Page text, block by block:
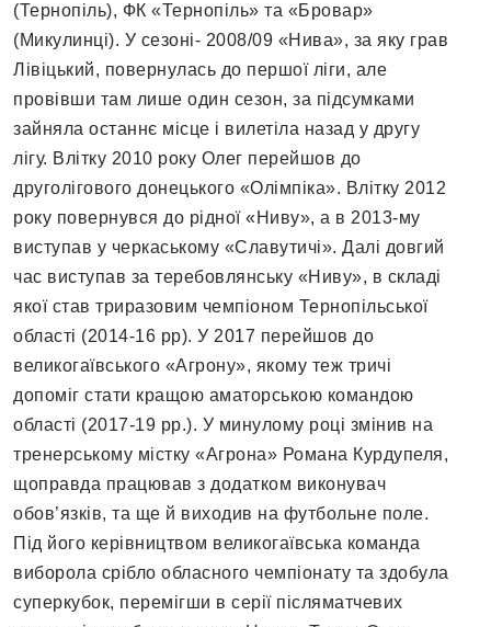
(Тернопіль), ФК «Тернопіль» та «Бровар»
(Микулинці). У сезоні- 2008/09 «Нива», за яку грав
Лівіцький, повернулась до першої ліги, але
провівши там лише один сезон, за підсумками
зайняла останнє місце і вилетіла назад у другу
лігу. Влітку 2010 року Олег перейшов до
друголігового донецького «Олімпіка». Влітку 2012
року повернувся до рідної «Ниву», а в 2013-му
виступав у черкаському «Славутичі». Далі довгий
час виступав за теребовлянську «Ниву», в складі
якої став триразовим чемпіоном Тернопільської
області (2014-16 рр). У 2017 перейшов до
великогаївського «Агрону», якому теж тричі
допоміг стати кращою аматорською командою
області (2017-19 рр.). У минулому році змінив на
тренерському містку «Агрона» Романа Курдупеля,
щоправда працював з додатком виконувач
обов’язків, та ще й виходив на футбольне поле.
Під його керівництвом великогаївська команда
виборола срібло обласного чемпіонату та здобула
суперкубок, перемігши в серії післяматчевих